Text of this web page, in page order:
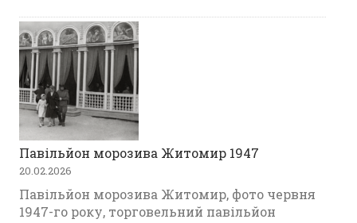
Павільйон морозива Житомир 1947
20.02.2026
Павільйон морозива Житомир, фото червня
1947-го року, торговельний павільйон